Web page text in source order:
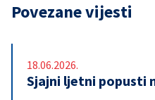
Povezane vijesti
18.06.2026.
Sjajni ljetni popusti